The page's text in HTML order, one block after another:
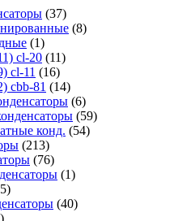
(37)
(8)
(1)
cl-20 (11)
cl-11 (16)
cbb-81 (14)
(6)
(59)
конд. (54)
(213)
(76)
(1)
(40)